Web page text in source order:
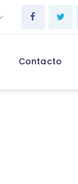
Contacto